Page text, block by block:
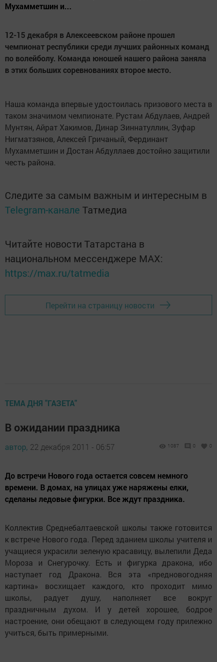
Мухамметшин и...
12-15 декабря в Алексеевском районе прошел
чемпионат республики среди лучших районных команд
по волейболу. Команда юношей нашего района заняла
в этих больших соревнованиях второе место.
Наша команда впервые удостоилась призового места в
таком значимом чемпионате. Рустам Абдулаев, Андрей
Мунтян, Айрат Хакимов, Динар Зиннатуллин, Зуфар
Нигматзянов, Алексей Гричаный, Фердинант
Мухамметшин и Достан Абдуллаев достойно защитили
честь района.
Следите за самым важным и интересным в
Telegram-канале Татмедиа
Читайте новости Татарстана в
национальном мессенджере MАХ:
https://max.ru/tatmedia
Перейти на страницу новости
ТЕМА ДНЯ "ГАЗЕТА"
В ожидании праздника
автор, 22 декабря 2011 - 06:57 1087 0 0
До встречи Нового года остается совсем немного
времени. В домах, на улицах уже наряжены елки,
сделаны ледовые фигурки. Все ждут праздника.
Коллектив Среднебалтаевской школы также готовится
к встрече Нового года. Перед зданием школы учителя и
учащиеся украсили зеленую красавицу, вылепили Деда
Мороза и Снегурочку. Есть и фигурка дракона, ибо
наступает год Дракона. Вся эта «предновогодняя
картина» восхищает каждого, кто проходит мимо
школы, радует душу, наполняет все вокруг
праздничным духом. И у детей хорошее, бодрое
настроение, они обещают в следующем году прилежно
учиться, быть примерными.